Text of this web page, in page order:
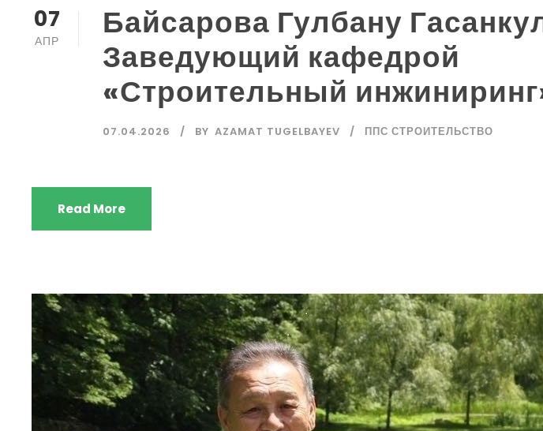
07
АПР
Байсарова Гулбану
Заведующий кафедрой
«Строительный
07.04.2026 BY AZAMAT TUGELBAYEV ППС СТРОИТЕЛЬСТВО
Read More